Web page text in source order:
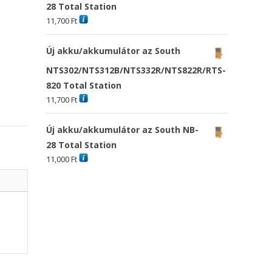
28 Total Station
11,700Ft
Új akku/akkumulátor az South
NTS302/NTS312B/NTS332R/NTS822R/RTS-
820 Total Station
11,700Ft
Új akku/akkumulátor az South NB-
28 Total Station
11,000Ft